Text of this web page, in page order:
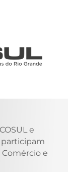
e
participam
Comércio e